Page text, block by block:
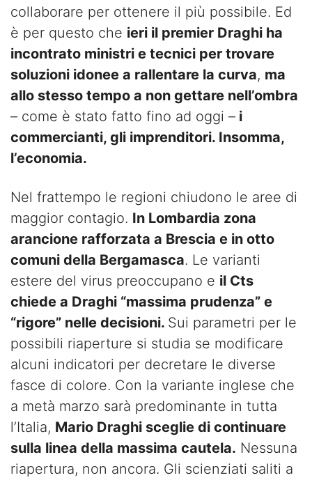
collaborare per ottenere il più possibile. Ed
è per questo che ieri il premier Draghi ha
incontrato ministri e tecnici per trovare
soluzioni idonee a rallentare la curva, ma
allo stesso tempo a non gettare nell’ombra
– come è stato fatto fino ad oggi – i
commercianti, gli imprenditori. Insomma,
l’economia.
Nel frattempo le regioni chiudono le aree di
maggior contagio. In Lombardia zona
arancione rafforzata a Brescia e in otto
comuni della Bergamasca. Le varianti
estere del virus preoccupano e il Cts
chiede a Draghi “massima prudenza” e
“rigore” nelle decisioni. Sui parametri per le
possibili riaperture si studia se modificare
alcuni indicatori per decretare le diverse
fasce di colore. Con la variante inglese che
a metà marzo sarà predominante in tutta
l’Italia, Mario Draghi sceglie di continuare
sulla linea della massima cautela. Nessuna
riapertura, non ancora. Gli scienziati saliti a